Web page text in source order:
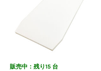
販売中：残り15 台